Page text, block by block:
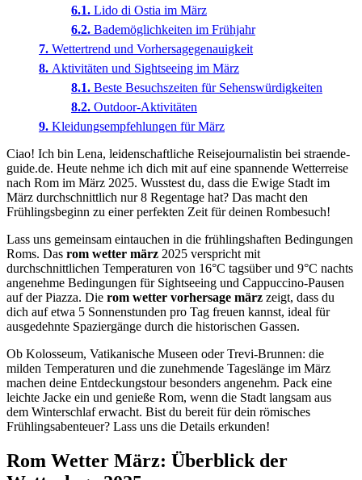
Lido di Ostia im März
Bademöglichkeiten im Frühjahr
Wettertrend und Vorhersagegenauigkeit
Aktivitäten und Sightseeing im März
Beste Besuchszeiten für Sehenswürdigkeiten
Outdoor-Aktivitäten
Kleidungsempfehlungen für März
Ciao! Ich bin Lena, leidenschaftliche Reisejournalistin bei straende-
guide.de. Heute nehme ich dich mit auf eine spannende Wetterreise
nach Rom im März 2025. Wusstest du, dass die Ewige Stadt im
März durchschnittlich nur 8 Regentage hat? Das macht den
Frühlingsbeginn zu einer perfekten Zeit für deinen Rombesuch!
Lass uns gemeinsam eintauchen in die frühlingshaften Bedingungen
Roms. Das rom wetter märz 2025 verspricht mit
durchschnittlichen Temperaturen von 16°C tagsüber und 9°C nachts
angenehme Bedingungen für Sightseeing und Cappuccino-Pausen
auf der Piazza. Die rom wetter vorhersage märz zeigt, dass du
dich auf etwa 5 Sonnenstunden pro Tag freuen kannst, ideal für
ausgedehnte Spaziergänge durch die historischen Gassen.
Ob Kolosseum, Vatikanische Museen oder Trevi-Brunnen: die
milden Temperaturen und die zunehmende Tageslänge im März
machen deine Entdeckungstour besonders angenehm. Pack eine
leichte Jacke ein und genieße Rom, wenn die Stadt langsam aus
dem Winterschlaf erwacht. Bist du bereit für dein römisches
Frühlingsabenteuer? Lass uns die Details erkunden!
Rom Wetter März: Überblick der